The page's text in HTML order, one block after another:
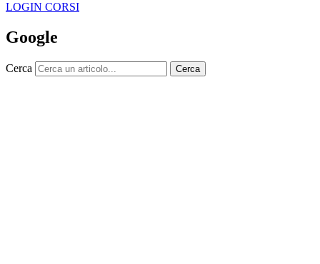
LOGIN CORSI
Google
Cerca Cerca